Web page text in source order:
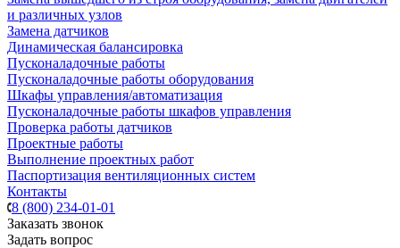
и различных узлов
Замена датчиков
Динамическая балансировка
Пусконаладочные работы
Пусконаладочные работы оборудования
Шкафы управления/автоматизация
Пусконаладочные работы шкафов управления
Проверка работы датчиков
Проектные работы
Выполнение проектных работ
Паспортизация вентиляционных систем
Контакты
8 (800) 234-01-01
Заказать звонок
Задать вопрос